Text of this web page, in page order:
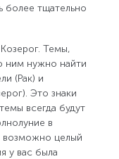
более тщательно
Темы,
ним нужно найти
(Рак) и
Это знаки
всегда будут
в
возможно целый
у вас была